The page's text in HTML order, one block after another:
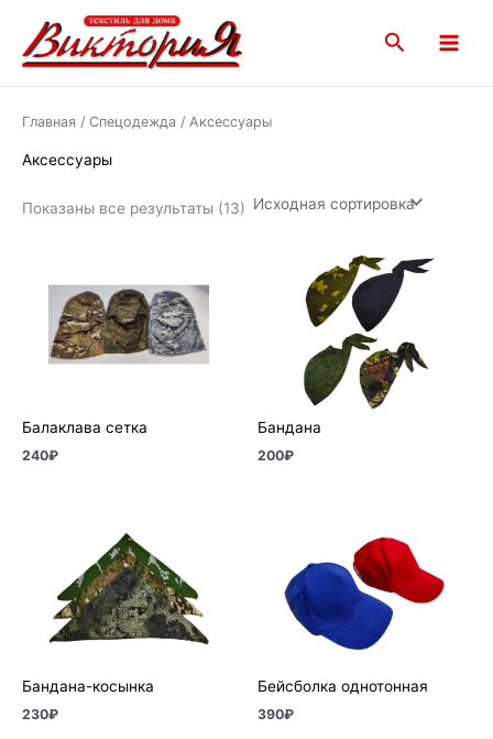
содержимому
Поиск
Menu
Главная / Спецодежда / Аксессуары
Аксессуары
Показаны все результаты (13)
Балаклава сетка
240₽
Бандана
200₽
Бандана-косынка
230₽
Бейсболка однотонная
390₽